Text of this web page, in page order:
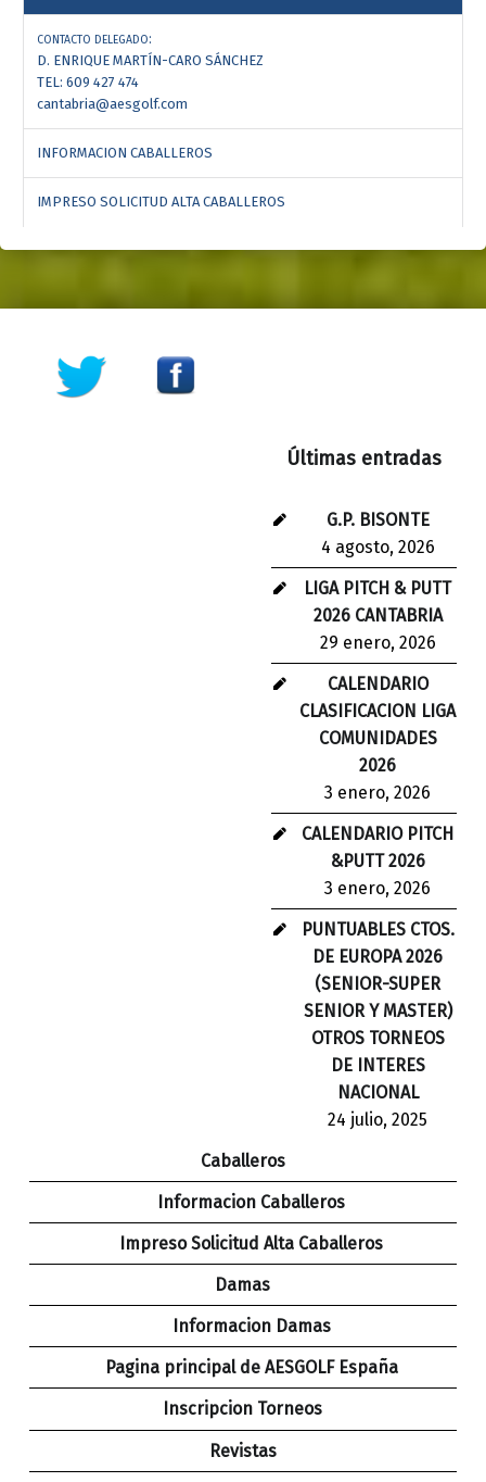
CONTACTO DELEGADO:
D. ENRIQUE MARTÍN-CARO SÁNCHEZ
TEL: 609 427 474
cantabria@aesgolf.com
INFORMACION CABALLEROS
IMPRESO SOLICITUD ALTA CABALLEROS
Últimas entradas
G.P. BISONTE
4 agosto, 2026
LIGA PITCH & PUTT
2026 CANTABRIA
29 enero, 2026
CALENDARIO
CLASIFICACION LIGA
COMUNIDADES
2026
3 enero, 2026
CALENDARIO PITCH
&PUTT 2026
3 enero, 2026
PUNTUABLES CTOS.
DE EUROPA 2026
(SENIOR-SUPER
SENIOR Y MASTER)
OTROS TORNEOS
DE INTERES
NACIONAL
24 julio, 2025
Caballeros
Informacion Caballeros
Impreso Solicitud Alta Caballeros
Damas
Informacion Damas
Pagina principal de AESGOLF España
Inscripcion Torneos
Revistas